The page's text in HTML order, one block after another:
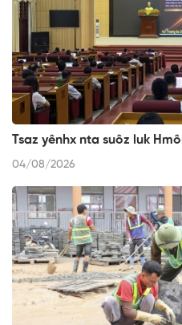
Tsaz yênhx nta suôz luk
04/08/2026